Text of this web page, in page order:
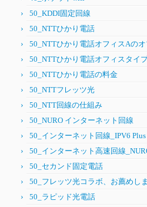
50_KDDI固定回線
50_NTTひかり電話
50_NTTひかり電話オフィスAの
50_NTTひかり電話オフィスタイ
50_NTTひかり電話の料金
50_NTTフレッツ光
50_NTT回線の仕組み
50_NURO インターネット回線
50_インターネット回線_IPV6 Plus
50_インターネット高速回線
50_セカンド固定電話
50_フレッツ光コラボ、お薦めし
50_ラピッド光電話